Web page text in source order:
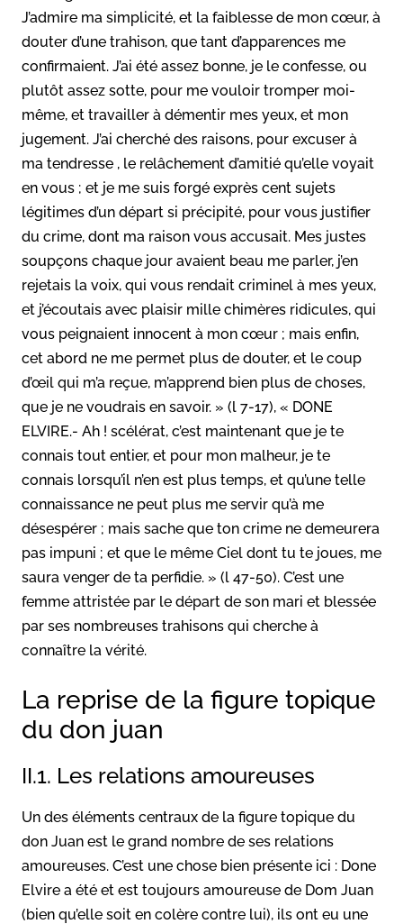
J’admire ma simplicité, et la faiblesse de mon cœur, à
douter d’une trahison, que tant d’apparences me
confirmaient. J’ai été assez bonne, je le confesse, ou
plutôt assez sotte, pour me vouloir tromper moi-
même, et travailler à démentir mes yeux, et mon
jugement. J’ai cherché des raisons, pour excuser à
ma tendresse , le relâchement d’amitié qu’elle voyait
en vous ; et je me suis forgé exprès cent sujets
légitimes d’un départ si précipité, pour vous justifier
du crime, dont ma raison vous accusait. Mes justes
soupçons chaque jour avaient beau me parler, j’en
rejetais la voix, qui vous rendait criminel à mes yeux,
et j’écoutais avec plaisir mille chimères ridicules, qui
vous peignaient innocent à mon cœur ; mais enfin,
cet abord ne me permet plus de douter, et le coup
d’œil qui m’a reçue, m’apprend bien plus de choses,
que je ne voudrais en savoir. » (l 7-17), « DONE
ELVIRE.- Ah ! scélérat, c’est maintenant que je te
connais tout entier, et pour mon malheur, je te
connais lorsqu’il n’en est plus temps, et qu’une telle
connaissance ne peut plus me servir qu’à me
désespérer ; mais sache que ton crime ne demeurera
pas impuni ; et que le même Ciel dont tu te joues, me
saura venger de ta perfidie. » (l 47-50). C’est une
femme attristée par le départ de son mari et blessée
par ses nombreuses trahisons qui cherche à
connaître la vérité.
La reprise de la figure topique
du don juan
II.1. Les relations amoureuses
Un des éléments centraux de la figure topique du
don Juan est le grand nombre de ses relations
amoureuses. C’est une chose bien présente ici : Done
Elvire a été et est toujours amoureuse de Dom Juan
(bien qu’elle soit en colère contre lui), ils ont eu une